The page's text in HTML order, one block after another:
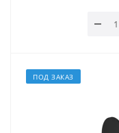
ПОД ЗАКАЗ